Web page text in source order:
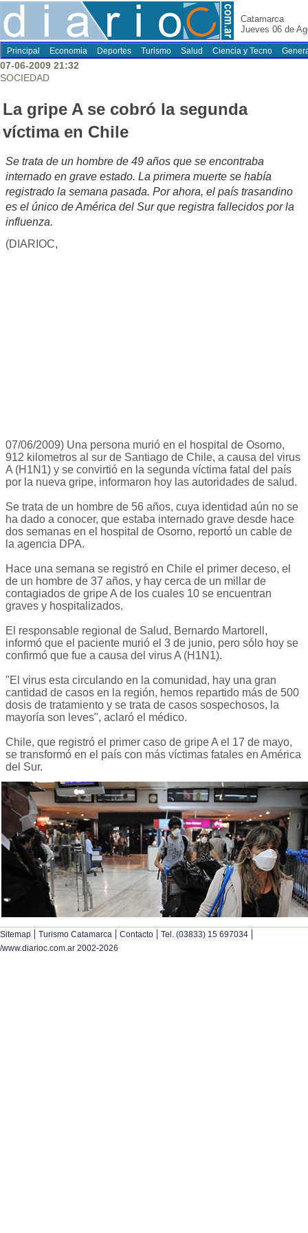
Catamarca
Jueves 06 de
Principal Economia Deportes Turismo Salud Ciencia y Tecno
07-06-2009 21:32
SOCIEDAD
La gripe A se cobró la segunda
víctima en Chile
Se trata de un hombre de 49 años que se encontraba
internado en grave estado. La primera muerte se había
registrado la semana pasada. Por ahora, el país trasandino
es el único de América del Sur que registra fallecidos por la
influenza.
(DIARIOC,
07/06/2009) Una persona murió en el hospital de Osorno,
912 kilometros al sur de Santiago de Chile, a causa del virus
A (H1N1) y se convirtió en la segunda víctima fatal del país
por la nueva gripe, informaron hoy las autoridades de salud.
Se trata de un hombre de 56 años, cuya identidad aún no se
ha dado a conocer, que estaba internado grave desde hace
dos semanas en el hospital de Osorno, reportó un cable de
la agencia DPA.
Hace una semana se registró en Chile el primer deceso, el
de un hombre de 37 años, y hay cerca de un millar de
contagiados de gripe A de los cuales 10 se encuentran
graves y hospitalizados.
El responsable regional de Salud, Bernardo Martorell,
informó que el paciente murió el 3 de junio, pero sólo hoy se
confirmó que fue a causa del virus A (H1N1).
"El virus esta circulando en la comunidad, hay una gran
cantidad de casos en la región, hemos repartido más de 500
dosis de tratamiento y se trata de casos sospechosos, la
mayoría son leves", aclaró el médico.
Chile, que registró el primer caso de gripe A el 17 de mayo,
se transformó en el país con más víctimas fatales en América
del Sur.
Sitemap | Turismo Catamarca | Contacto | Tel. (03833) 15 697034 |
/www.diarioc.com.ar 2002-2026